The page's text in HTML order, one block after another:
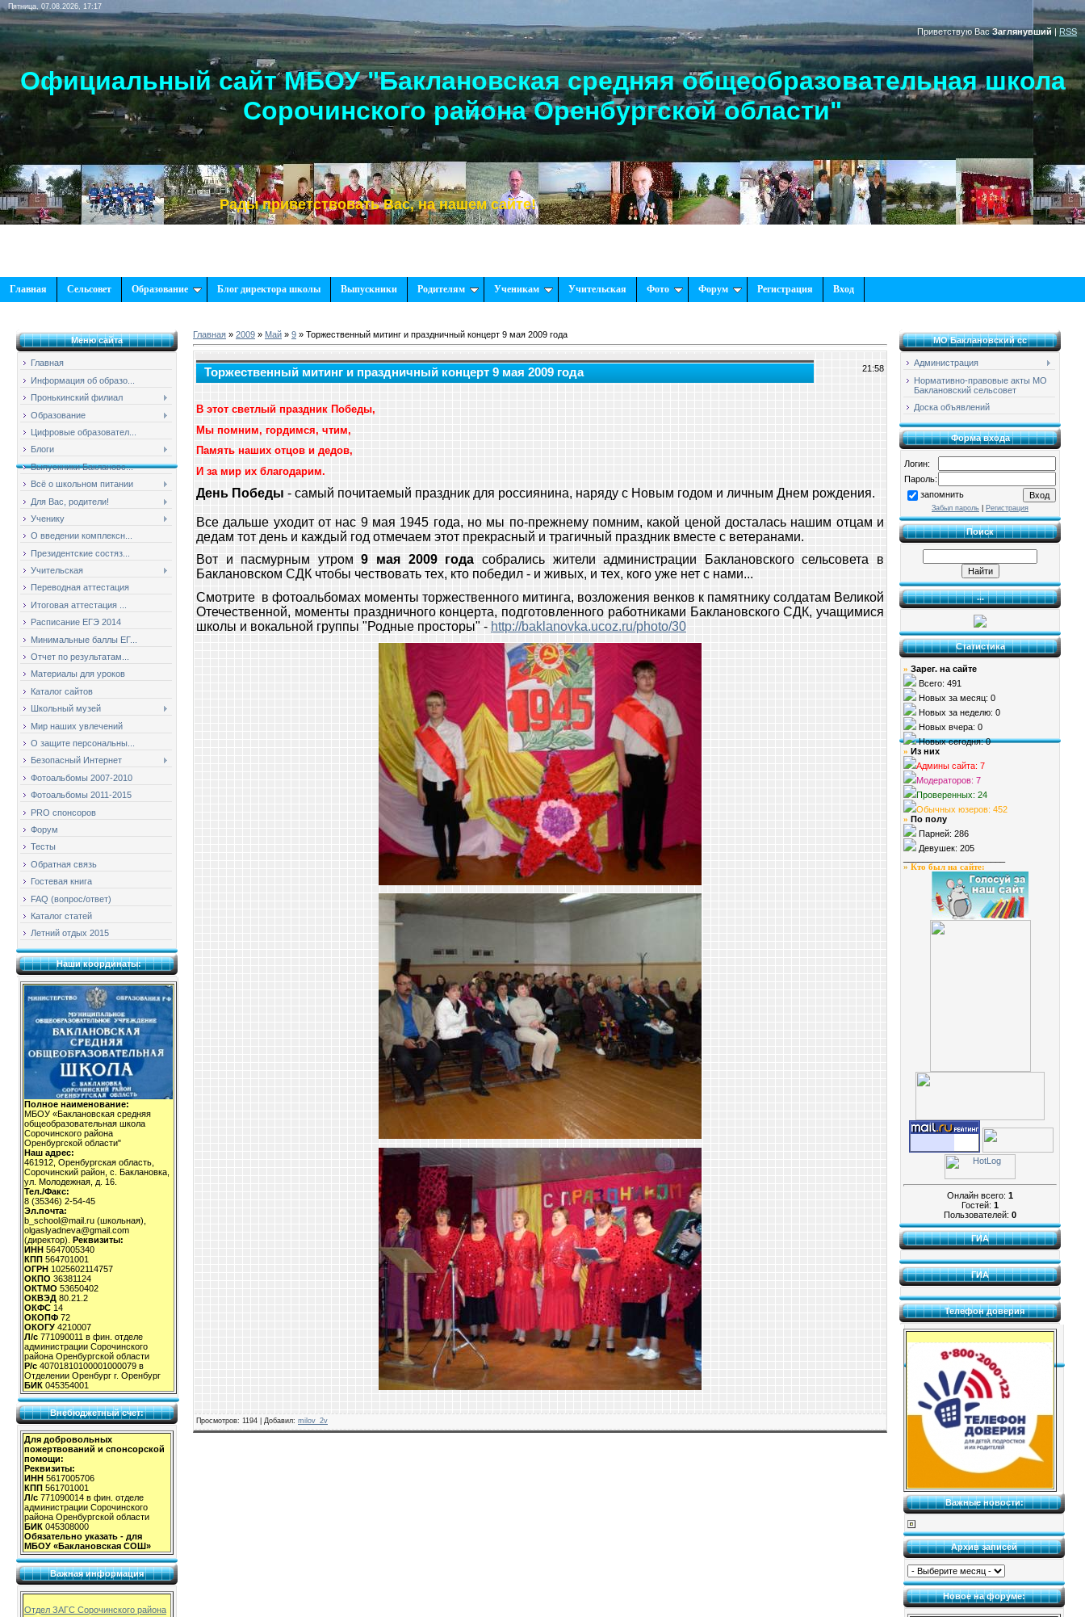
Пятница, 07.08.2026, 17:17
Приветствую Вас Заглянувший | RSS
Официальный сайт МБОУ "Баклановская средняя общеобразовательная школа
Сорочинского района Оренбургской области"
Рады приветствовать Вас, на нашем сайте!
Главная Сельсовет Образование Блог директора школы Выпускники Родителям Ученикам Учительская Фото Форум Регистрация Вход
Меню сайта
Главная
Информация об образо...
Пронькинский филиал
Образование
Цифровые образовател...
Блоги
Выпускники Баклановс...
Всё о школьном питании
Для Вас, родители!
Ученику
О введении комплексн...
Президентские состяз...
Учительская
Переводная аттестация
Итоговая аттестация ...
Расписание ЕГЭ 2014
Минимальные баллы ЕГ...
Отчет по результатам...
Материалы для уроков
Каталог сайтов
Школьный музей
Мир наших увлечений
О защите персональны...
Безопасный Интернет
Фотоальбомы 2007-2010
Фотоальбомы 2011-2015
PRO спонсоров
Форум
Тесты
Обратная связь
Гостевая книга
FAQ (вопрос/ответ)
Каталог статей
Летний отдых 2015
Наши координаты:
Полное наименование:
МБОУ «Баклановская средняя
общеобразовательная школа
Сорочинского района
Оренбургской области"
Наш адрес:
461912, Оренбургская область,
Сорочинский район, с. Баклановка,
ул. Молодежная, д. 16.
Тел./Факс:
8 (35346) 2-54-45
Эл.почта:
b_school@mail.ru (школьная),
olgaslyadneva@gmail.com
(директор). Реквизиты:
ИНН 5647005340
КПП 564701001
ОГРН 1025602114757
ОКПО 36381124
ОКТМО 53650402
ОКВЭД 80.21.2
ОКФС 14
ОКОПФ 72
ОКОГУ 4210007
Л/с 771090011 в фин. отделе
администрации Сорочинского
района Оренбургской области
Р/с 40701810100001000079 в
Отделении Оренбург г. Оренбург
БИК 045354001
Внебюджетный счет:
Для добровольных
пожертвований и спонсорской
помощи:
Реквизиты:
ИНН 5617005706
КПП 561701001
Л/с 771090014 в фин. отделе
администрации Сорочинского
района Оренбургской области
БИК 045308000
Обязательно указать - для
МБОУ «Баклановская СОШ»
Важная информация
Отдел ЗАГС Сорочинского района
Главная » 2009 » Май » 9 » Торжественный митинг и праздничный концерт 9 мая 2009 года
Торжественный митинг и праздничный концерт 9 мая 2009 года 21:58
В этот светлый праздник Победы,
Мы помним, гордимся, чтим,
Память наших отцов и дедов,
И за мир их благодарим.
День Победы - самый почитаемый праздник для россиянина, наряду с Новым годом и личным Днем рождения.
Все дальше уходит от нас 9 мая 1945 года, но мы по-прежнему помним, какой ценой досталась нашим отцам и
дедам тот день и каждый год отмечаем этот прекрасный и трагичный праздник вместе с ветеранами.
Вот и пасмурным утром9 мая 2009 года собрались жители администрации Баклановского сельсовета в
Баклановском СДК чтобы чествовать тех, кто победил - и живых, и тех, кого уже нет с нами...
Смотрите в фотоальбомах моменты торжественного митинга, возложения венков к памятнику солдатам Великой
Отечественной, моменты праздничного концерта, подготовленного работниками Баклановского СДК, учащимися
школы и вокальной группы "Родные просторы" - http://baklanovka.ucoz.ru/photo/30
Просмотров: 1194 | Добавил: milov_2v
МО Баклановский сс
Администрация
Нормативно-правовые акты МО
Баклановский сельсовет
Доска объявлений
Форма входа
Логин:
Пароль:
запомнить
Забыл пароль Регистрация
Поиск
...
Статистика
» Зарег. на сайте
Всего: 491
Новых за месяц: 0
Новых за неделю: 0
Новых вчера: 0
Новых сегодня: 0
» Из них
Админы сайта: 7
Модераторов: 7
Проверенных: 24
Обычных юзеров: 452
» По полу
Парней: 286
Девушек: 205
» Кто был на сайте:
Онлайн всего: 1
Гостей: 1
Пользователей: 0
ГИА
ГИА
Телефон доверия
Важные новости:
Архив записей
Новое на форуме: